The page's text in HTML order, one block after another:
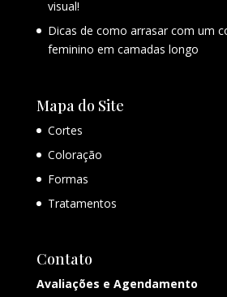
visual!
Dicas de como arrasar com um
feminino em camadas longo
Mapa do Site
Cortes
Coloração
Formas
Tratamentos
Contato
Avaliações e Agendamento